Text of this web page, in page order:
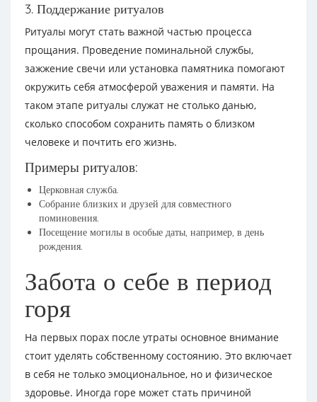
3. Поддержание ритуалов
Ритуалы могут стать важной частью процесса
прощания. Проведение поминальной службы,
зажжение свечи или установка памятника помогают
окружить себя атмосферой уважения и памяти. На
таком этапе ритуалы служат не столько данью,
сколько способом сохранить память о близком
человеке и почтить его жизнь.
Примеры ритуалов:
Церковная служба.
Собрание близких и друзей для совместного
поминовения.
Посещение могилы в особые даты, например, в день
рождения.
Забота о себе в период
горя
На первых порах после утраты основное внимание
стоит уделять собственному состоянию. Это включает
в себя не только эмоциональное, но и физическое
здоровье. Иногда горе может стать причиной